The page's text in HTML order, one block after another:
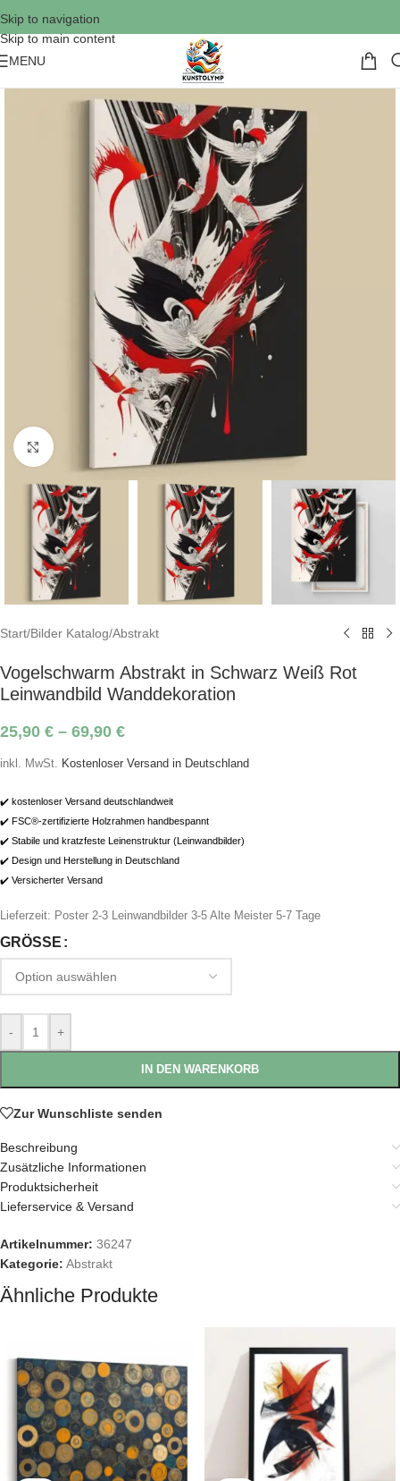
Skip to navigation
Skip to main content
MENU
Click to enlarge
Start/Bilder Katalog/Abstrakt
Vogelschwarm Abstrakt in Schwarz Weiß Rot
Leinwandbild Wanddekoration
25,90 € – 69,90 €
inkl. MwSt. Kostenloser Versand in Deutschland
✔️ kostenloser Versand deutschlandweit
✔️ FSC®-zertifizierte Holzrahmen handbespannt
✔️ Stabile und kratzfeste Leinenstruktur (Leinwandbilder)
✔️ Design und Herstellung in Deutschland
✔️ Versicherter Versand
Lieferzeit: Poster 2-3 Leinwandbilder 3-5 Alte Meister 5-7 Tage
GRÖSSE
- +
IN DEN WARENKORB
Zur Wunschliste senden
Beschreibung
Zusätzliche Informationen
Produktsicherheit
Lieferservice & Versand
Artikelnummer: 36247
Kategorie: Abstrakt
Ähnliche Produkte